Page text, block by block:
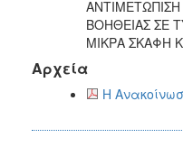
ΒΟΗΘΕΙΑΣ ΣΕ
ΜΙΚΡΑ ΣΚΑΦΗ
Αρχεία
Η